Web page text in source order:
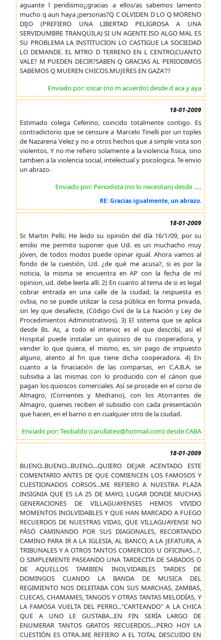
aguante l peridismo¡¡gracias a ellos/as sabemos lamento
mucho q aun haya ¡personas?Q C OLVIDEN D LO Q MORENO
DIJO (PREFIERO UNA LIBERTAD PELIGROSA A UNA
SERVIDUMBRE TRANQUILA) SI UN AGENTE ISO ALGO MAL ES
SU PROBLEMA LA INSTITUCION LO CASTIGUE LA SOCIEDAD
LO DEMANDE. EL MTRO D TERRENO EN L CENTRO,CUANTO
VALE? M PUEDEN DECIR?SABEN Q GRACIAS AL PERIODIMOS
SABEMOS Q MUEREN CHICOS.MUJERES EN GAZA'??
Enviado por: oscar (no m acuerdo) desde d aca y aya
18-01-2009
Estimado colega Ceferino, coincido totalmente contigo. Es
contradictorio que se censure a Marcelo Tinelli por un toples
de Nazarena Velez y no a otros hechos que a simple vista son
violentos. Y no me refiero solamente a la violencia fisica, sino
tambien a la violencia social, intelectual y psicologica. Te envio
un abrazo.
Enviado por: Periodista (no lo necesitan) desde .....
RE: Gracias igualmente, un abrazo.
18-01-2009
Sr. Martin Pells: He leido su opinión del día 16/1/09, por su
emilio me permito suponer que Ud. es un muchacho muy
jóven, de todos modos puede opinar igual. Ahora vamos al
fondo de la cuestión, Ud. ¿de qué me acusa?, si es por la
noticia, la misma se encuentra en AP con la fecha de mí
opinion, ud. debe leerla allí. 2) En cuanto al tema de si es legal
cobrar entrada en una calle de la ciudad, la respuesta es
ovbia, no se puede utilizar la cosa pública en forma privada,
sin ley que desafecte, (Código Civil de la La Nación y Ley de
Procedimientos Administrativos). 3) El sistema que se aplica
desde Bs. As, a todo el interior, es el que describí, así el
Hospital puede instalar un quiosco de su cooperadora, y
vender lo que quiera, el mismo, es, sin pago de impuesto
alguno, atento al fin que tiene dicha cooperadora. 4) En
cuanto a la finaciación de las comparsas, en C.A.B.A. se
subsidia a las mismas con lo producido con el cánon que
pagan los quioscos comerciales. Así se procede en el corso de
Almagro, (Corrientes y Medrano), con los Atorrantes de
Almagro, quienes reciben el subsidio con cada presentación
que hacen, en el barrio o en cualquier otro de la ciudad.
Enviado por: Teobaldo (carullateo@hotmail.com) desde CABA
18-01-2009
BUENO..BUENO...BUENO....QUIERO DEJAR ACENTADO ESTE
COMENTARIO ANTES DE QUE COMIENCEN LOS FAMOSOS Y
CUESTIONADOS CORSOS...ME REFIERO A NUESTRA PLAZA
INSIGNIA QUE ES LA 25 DE MAYO, LUGAR DONDE MUCHAS
GENERACIONES DE VILLAGUAYENSES HEMOS VIVIDO
MOMENTOS INOLVIDABLES Y QUE HAN MARCADO A FUEGO
RECUERDOS DE NUESTRAS VIDAS, QUE VILLAGUAYENSE NO
PÀSÓ CAMINANDO POR SUS DIAGONALES, RECORTANDO
CAMINO PARA IR A LA IGLESIA, AL BANCO, A LA JEFATURA, A
TRIBUNALES Y A OTROS TANTOS COMERCIOS U OFICINAS...?,
O SIMPLEMENTE PASEANDO UNA TARDECITA DE SABADOS O
DE AQUELLOS TAMBIEN INOLVIDABLES TARDES DE
DOMINGOS CUANDO LA BANDA DE MUSICA DEL
REGIMIENTO NOS DELEITABA CON SUS MARCHAS, ZAMBAS,
CUECAS, CHAMAMES, TANGOS Y OTRAS TANTAS MELODÍAS, Y
LA FAMOSA VUELTA DEL PERRO..."CARTEANDO" A LA CHICA
QUE A UNO LE GUSTABA...EN FIN SERÍA LARGO DE
ENUMERAR TANTOS GRATOS RECUERDOS....PERO HOY LA
CUESTIÓN ES OTRA..ME REFIERO A EL TOTAL DESCUIDO EN